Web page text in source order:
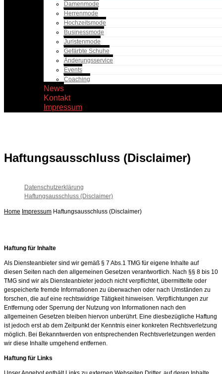
Damenmode
Herrenmode
Hochzeitsmode
Businessmode
Juristenmode
Gefärbte Schuhe
Änderungsservice
Events
Coaching
News
Kontakt
Impressum
Haftungsausschluss (Disclaimer)
Datenschutzerklärung
Haftungsausschluss (Disclaimer)
Home Impressum Haftungsausschluss (Disclaimer)
Haftung für Inhalte
Als Diensteanbieter sind wir gemäß § 7 Abs.1 TMG für eigene Inhalte auf
diesen Seiten nach den allgemeinen Gesetzen verantwortlich. Nach §§ 8 bis 10
TMG sind wir als Diensteanbieter jedoch nicht verpflichtet, übermittelte oder
gespeicherte fremde Informationen zu überwachen oder nach Umständen zu
forschen, die auf eine rechtswidrige Tätigkeit hinweisen. Verpflichtungen zur
Entfernung oder Sperrung der Nutzung von Informationen nach den
allgemeinen Gesetzen bleiben hiervon unberührt. Eine diesbezügliche Haftung
ist jedoch erst ab dem Zeitpunkt der Kenntnis einer konkreten Rechtsverletzung
möglich. Bei Bekanntwerden von entsprechenden Rechtsverletzungen werden
wir diese Inhalte umgehend entfernen.
Haftung für Links